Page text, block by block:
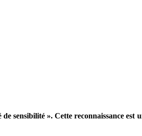
sensibilité ». Cette reconnaissance est